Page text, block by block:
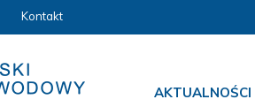
Kontakt
AKTUALNOŚCI